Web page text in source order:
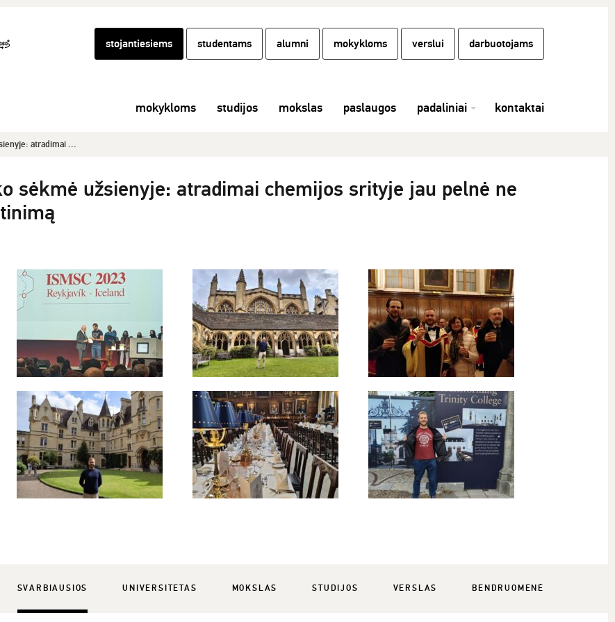
stojantiesiems studentams alumni mokykloms verslui darbuotojams
mokykloms studijos mokslas paslaugos padaliniai kontaktai
atradimai ...
sėkmė užsienyje: atradimai chemijos srityje jau pelnė ne
SVARBIAUSIOS UNIVERSITETAS MOKSLAS STUDIJOS VERSLAS BENDRUOMENĖ